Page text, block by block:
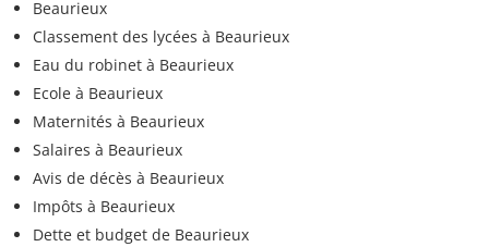
Beaurieux
Classement des lycées à Beaurieux
Eau du robinet à Beaurieux
Ecole à Beaurieux
Maternités à Beaurieux
Salaires à Beaurieux
Avis de décès à Beaurieux
Impôts à Beaurieux
Dette et budget de Beaurieux